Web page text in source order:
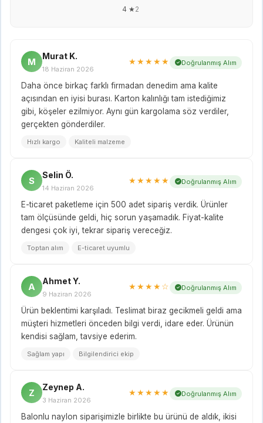
4 ★2
M
Murat K.
18 Haziran 2026
★★★★★ Doğrulanmış Alım
Daha önce birkaç farklı firmadan denedim ama kalite
açısından en iyisi burası. Karton kalınlığı tam istediğimiz
gibi, köşeler ezilmiyor. Aynı gün kargolama söz verdiler,
gerçekten gönderdiler.
Hızlı kargo Kaliteli malzeme
S
Selin Ö.
14 Haziran 2026
★★★★★ Doğrulanmış Alım
E-ticaret paketleme için 500 adet sipariş verdik. Ürünler
tam ölçüsünde geldi, hiç sorun yaşamadık. Fiyat-kalite
dengesi çok iyi, tekrar sipariş vereceğiz.
Toptan alım E-ticaret uyumlu
A
Ahmet Y.
9 Haziran 2026
★★★★☆ Doğrulanmış Alım
Ürün beklentimi karşıladı. Teslimat biraz gecikmeli geldi ama
müşteri hizmetleri önceden bilgi verdi, idare eder. Ürünün
kendisi sağlam, tavsiye ederim.
Sağlam yapı Bilgilendirici ekip
Z
Zeynep A.
3 Haziran 2026
★★★★★ Doğrulanmış Alım
Balonlu naylon siparişimizle birlikte bu ürünü de aldık, ikisi